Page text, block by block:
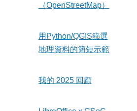
（OpenStreetMap）
用Python/QGIS篩選
地理資料的簡短示範
我的 2025 回顧